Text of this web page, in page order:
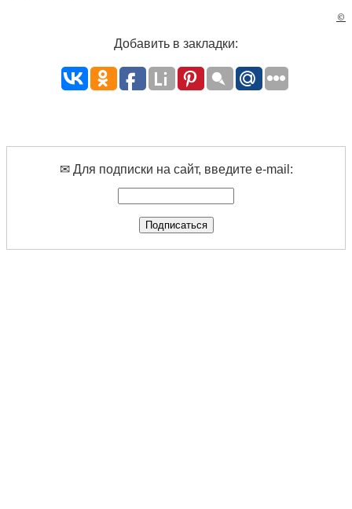
©
Добавить в закладки:
✉ Для подписки на сайт, введите e-mail: